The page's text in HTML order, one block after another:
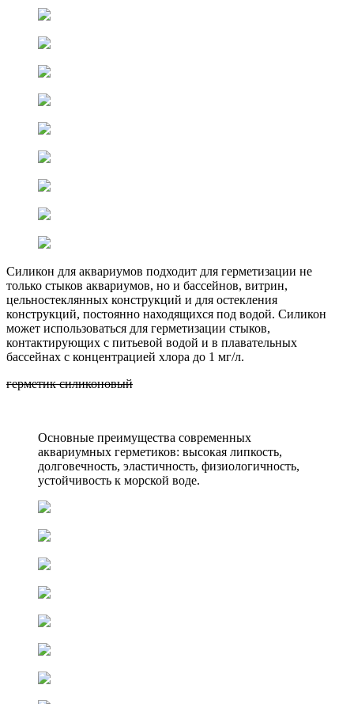
Силикон для аквариумов подходит для герметизации не
только стыков аквариумов, но и бассейнов, витрин,
цельностеклянных конструкций и для остекления
конструкций, постоянно находящихся под водой. Силикон
может использоваться для герметизации стыков,
контактирующих с питьевой водой и в плавательных
бассейнах с концентрацией хлора до 1 мг/л.
герметик силиконовый
Основные преимущества современных
аквариумных герметиков: высокая липкость,
долговечность, эластичность, физиологичность,
устойчивость к морской воде.